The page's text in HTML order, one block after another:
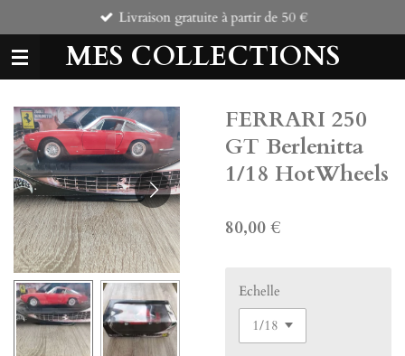
au
contenu
principal
MES COLLECTIONS
Livraison gratuite à partir de 50 €
FERRARI 250
GT Berlenitta
1/18 HotWheels
80,00 €
Echelle